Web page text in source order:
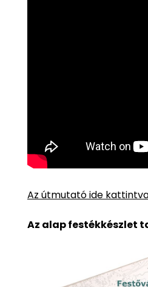
Az útmutató ide
Az alap festékkészlet